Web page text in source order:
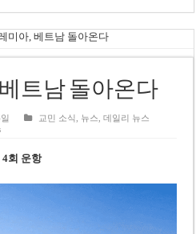
과, 국가 위상 제고에 크게 기여”
매장 폐점… 적자·소송 악재 속 사업 축
대…비엣콤뱅크 등 5곳 돌파
사 경영에 첫 등장
2억7000만 달러에 매각
미아, 베트남 돌아온다
트남 돌아온다
교민 소식 뉴스 ,데일리 뉴스
회 운항